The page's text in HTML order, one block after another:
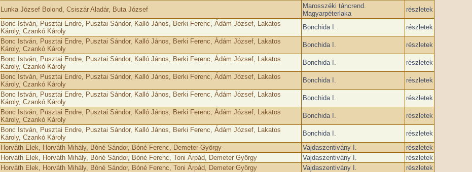
Lunka József Bolond, Csiszár Aladár, Buta József
Marosszéki táncrend.
Magyarpéterlaka
részletek
Bonc István, Pusztai Endre, Pusztai Sándor, Kalló János, Berki Ferenc, Ádám József, Lakatos
Károly, Czankó Károly
Bonchida I. részletek
Bonc István, Pusztai Endre, Pusztai Sándor, Kalló János, Berki Ferenc, Ádám József, Lakatos
Károly, Czankó Károly
Bonchida I. részletek
Bonc István, Pusztai Endre, Pusztai Sándor, Kalló János, Berki Ferenc, Ádám József, Lakatos
Károly, Czankó Károly
Bonchida I. részletek
Bonc István, Pusztai Endre, Pusztai Sándor, Kalló János, Berki Ferenc, Ádám József, Lakatos
Károly, Czankó Károly
Bonchida I. részletek
Bonc István, Pusztai Endre, Pusztai Sándor, Kalló János, Berki Ferenc, Ádám József, Lakatos
Károly, Czankó Károly
Bonchida I. részletek
Bonc István, Pusztai Endre, Pusztai Sándor, Kalló János, Berki Ferenc, Ádám József, Lakatos
Károly, Czankó Károly
Bonchida I. részletek
Bonc István, Pusztai Endre, Pusztai Sándor, Kalló János, Berki Ferenc, Ádám József, Lakatos
Károly, Czankó Károly
Bonchida I.
részletek
Horváth Elek, Horváth Mihály, Bóné Sándor, Bóné Ferenc, Demeter György Vajdaszentivány I.
részletek
Horváth Elek, Horváth Mihály, Bóné Sándor, Bóné Ferenc, Toni Árpád, Demeter György Vajdaszentivány I.
részletek
Horváth Elek, Horváth Mihály, Bóné Sándor, Bóné Ferenc, Toni Árpád, Demeter György Vajdaszentivány I.
részletek